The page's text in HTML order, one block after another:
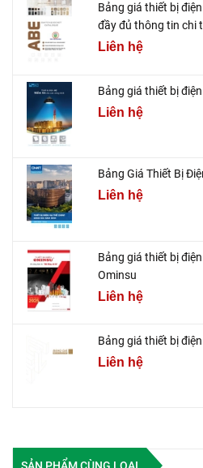
Bảng giá thiết bị
đầy đủ thông tin chi
Liên hệ
Bảng giá thiết bị
Liên hệ
Bảng Giá Thiết Bị
Liên hệ
Bảng giá thiết bị
Ominsu
Liên hệ
Bảng giá thiết bị
Liên hệ